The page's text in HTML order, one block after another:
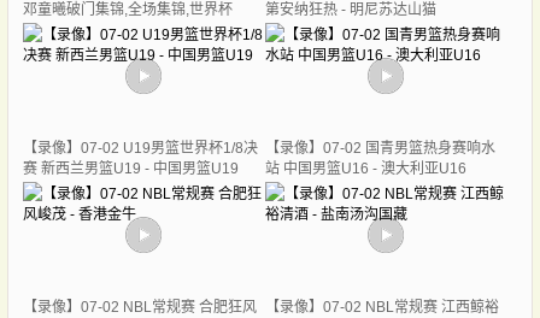
邓童曦破门集锦,全场集锦,世界杯
第安纳狂热 - 明尼苏达山猫
【录像】07-02 U19男篮世界杯1/8决
赛 新西兰男篮U19 - 中国男篮U19
【录像】07-02 国青男篮热身赛响水
站 中国男篮U16 - 澳大利亚U16
【录像】07-02 NBL常规赛 合肥狂风
【录像】07-02 NBL常规赛 江西鲸裕